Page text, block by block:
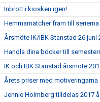
Inbrott i kiosken igen!
Hemmamatcher fram till
Årsmöte IK/IBK Stanstad 26 juni
Handla dina böcker till
IK och IBK Stanstad årsmöte
Årets priser med motiveringarna
Jennie Holmberg tilldelas 2017